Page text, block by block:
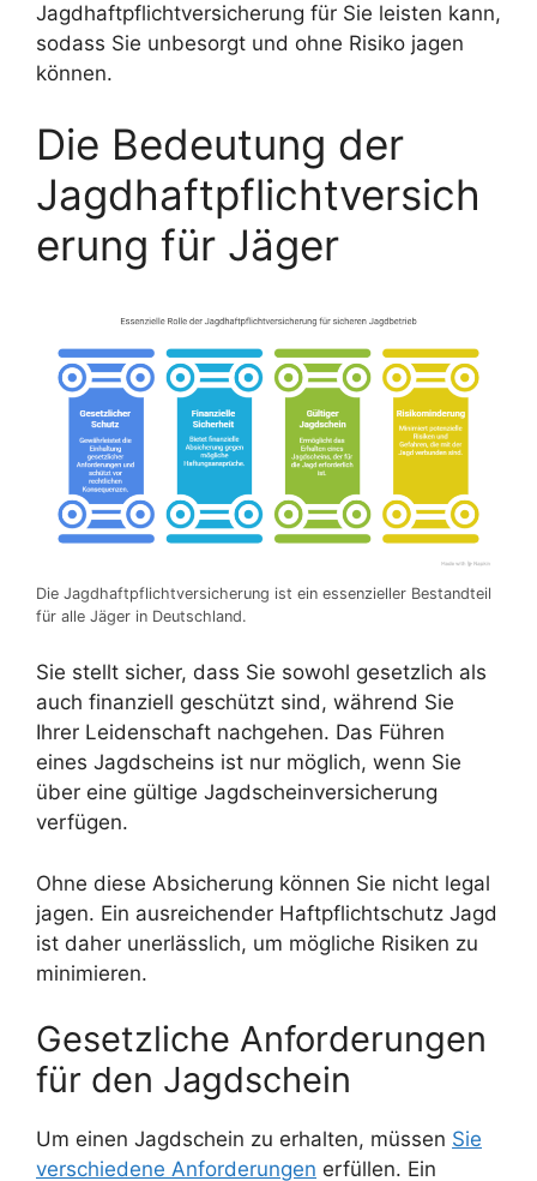
Jagdhaftpflichtversicherung für Sie leisten kann,
sodass Sie unbesorgt und ohne Risiko jagen
können.
Die Bedeutung der
Jagdhaftpflichtversich
erung für Jäger
Die Jagdhaftpflichtversicherung ist ein essenzieller Bestandteil
für alle Jäger in Deutschland.
Sie stellt sicher, dass Sie sowohl gesetzlich als
auch finanziell geschützt sind, während Sie
Ihrer Leidenschaft nachgehen. Das Führen
eines Jagdscheins ist nur möglich, wenn Sie
über eine gültige Jagdscheinversicherung
verfügen.
Ohne diese Absicherung können Sie nicht legal
jagen. Ein ausreichender Haftpflichtschutz Jagd
ist daher unerlässlich, um mögliche Risiken zu
minimieren.
Gesetzliche Anforderungen
für den Jagdschein
Um einen Jagdschein zu erhalten, müssen Sie
verschiedene Anforderungen erfüllen. Ein